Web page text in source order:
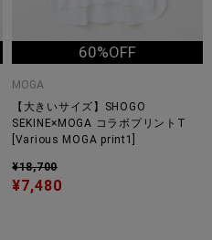
60%OFF
MOGA
【大きいサイズ】SHOGO
SEKINE×MOGA コラボプリントT
[Various MOGA print1]
¥18,700
¥7,480